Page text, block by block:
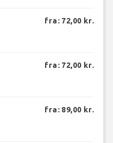
fra: 72,00 kr.
fra: 72,00 kr.
fra: 89,00 kr.